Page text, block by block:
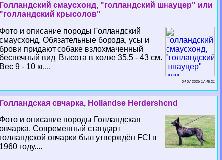
Голландский смаусхонд, "голландский шнауцер" или
"голландский крысолов"
Фото и описание породы Голландский
смаусхонд. Обязательные борода, усы и
брови придают собаке взлохмаченный
беспечный вид. Высота в холке 35,5 - 43 см.
Вес 9 - 10 кг....
04 07 2026 17:48:21
Голландская овчарка, Hollandse Herdershond
Фото и описание породы Голландская
овчарка. Современный стандарт
голландской овчарки был утверждён FCI в
1960 году....